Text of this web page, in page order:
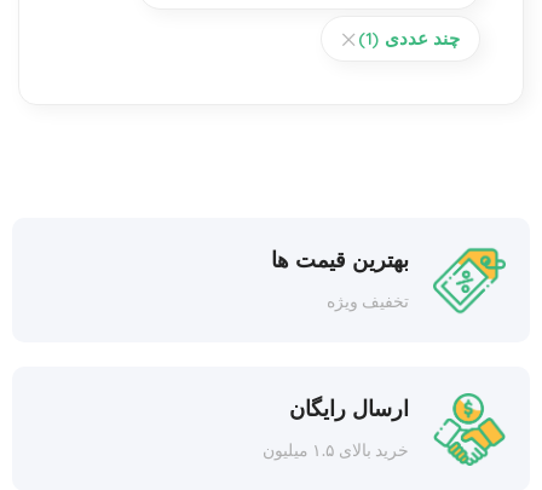
چند عددی (1)
بهترین قیمت ها
تخفیف ویژه
ارسال رایگان
خرید بالای ۱.۵ میلیون